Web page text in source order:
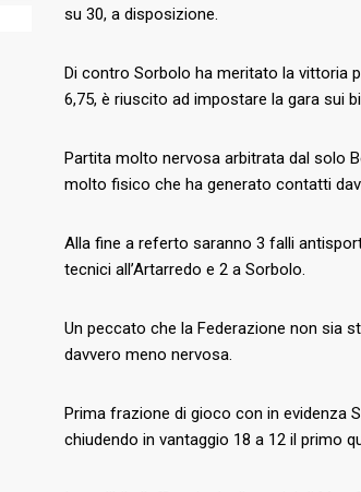
su 30, a disposizione.
Di contro Sorbolo ha meritato la vittoria
6,75, è riuscito ad impostare la gara sui
Partita molto nervosa arbitrata dal solo
molto fisico che ha generato contatti
Alla fine a referto saranno 3 falli
tecnici all’Artarredo e 2 a Sorbolo.
Un peccato che la Federazione non sia
davvero meno nervosa.
Prima frazione di gioco con in evidenza
chiudendo in vantaggio 18 a 12 il primo